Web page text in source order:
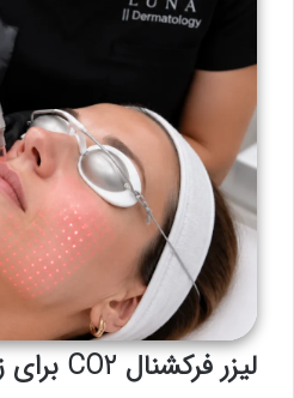
لیزر فرکشنال CO2 برای زخم های عمیق